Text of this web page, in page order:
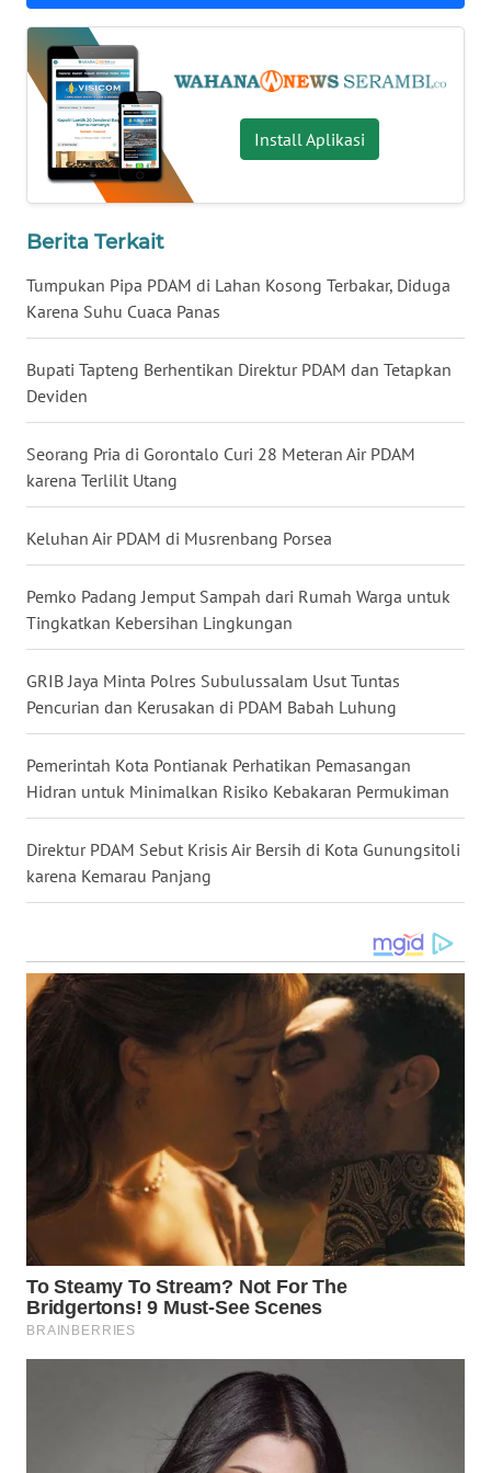
Install Aplikasi
Berita Terkait
Tumpukan Pipa PDAM di Lahan Kosong Terbakar, Diduga
Karena Suhu Cuaca Panas
Bupati Tapteng Berhentikan Direktur PDAM dan Tetapkan
Deviden
Seorang Pria di Gorontalo Curi 28 Meteran Air PDAM
karena Terlilit Utang
Keluhan Air PDAM di Musrenbang Porsea
Pemko Padang Jemput Sampah dari Rumah Warga untuk
Tingkatkan Kebersihan Lingkungan
GRIB Jaya Minta Polres Subulussalam Usut Tuntas
Pencurian dan Kerusakan di PDAM Babah Luhung
Pemerintah Kota Pontianak Perhatikan Pemasangan
Hidran untuk Minimalkan Risiko Kebakaran Permukiman
Direktur PDAM Sebut Krisis Air Bersih di Kota Gunungsitoli
karena Kemarau Panjang
WN
SULTENG
WN
SULBAR
WN
WN
SUMBAR
WN
SUMSEL
WN
JATENG
NUSANTARA
JOGJA
WN
JATIM
WN
WN
KALBAR
KALTARA
WN
KALTIM